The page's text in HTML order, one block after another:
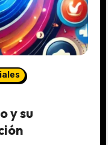
y su